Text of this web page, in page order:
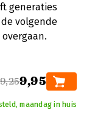
generaties
volgende
9,95
maandag in huis